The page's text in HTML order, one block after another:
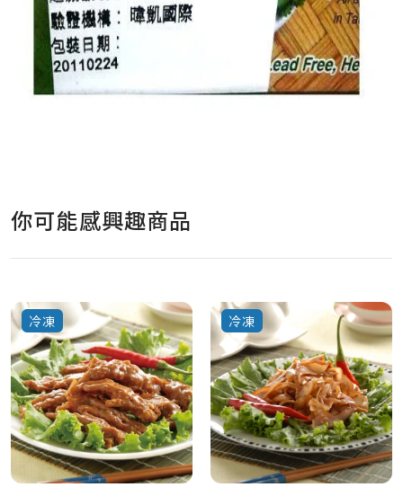
你可能感興趣商品
冷凍 冷凍